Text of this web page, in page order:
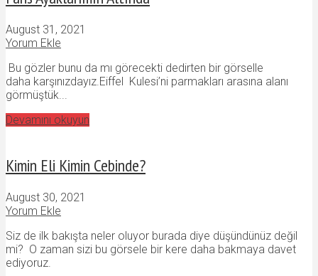
August 31, 2021
Yorum Ekle
Bu gözler bunu da mı görecekti dedirten bir görselle
daha karşınızdayız.Eiffel Kulesi’ni parmakları arasına alanı
görmüştük...
Devamını okuyun
Kimin Eli Kimin Cebinde?
August 30, 2021
Yorum Ekle
Siz de ilk bakışta neler oluyor burada diye düşündünüz değil
mi? O zaman sizi bu görsele bir kere daha bakmaya davet
ediyoruz.